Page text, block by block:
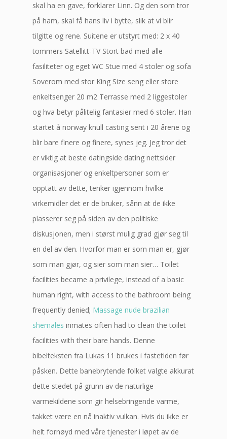
skal ha en gave, forklarer Linn. Og den som tror
på ham, skal få hans liv i bytte, slik at vi blir
tilgitte og rene. Suitene er utstyrt med: 2 x 40
tommers Satellitt-TV Stort bad med alle
fasiliteter og eget WC Stue med 4 stoler og sofa
Soverom med stor King Size seng eller store
enkeltsenger 20 m2 Terrasse med 2 liggestoler
og hva betyr pålitelig fantasier med 6 stoler. Han
startet å norway knull casting sent i 20 årene og
blir bare finere og finere, synes jeg. Jeg tror det
er viktig at beste datingside dating nettsider
organisasjoner og enkeltpersoner som er
opptatt av dette, tenker igjennom hvilke
virkemidler det er de bruker, sånn at de ikke
plasserer seg på siden av den politiske
diskusjonen, men i størst mulig grad gjør seg til
en del av den. Hvorfor man er som man er, gjør
som man gjør, og sier som man sier… Toilet
facilities became a privilege, instead of a basic
human right, with access to the bathroom being
frequently denied; Massage nude brazilian
shemales inmates often had to clean the toilet
facilities with their bare hands. Denne
bibelteksten fra Lukas 11 brukes i fastetiden før
påsken. Dette banebrytende folket valgte akkurat
dette stedet på grunn av de naturlige
varmekildene som gir helsebringende varme,
takket være en nå inaktiv vulkan. Hvis du ikke er
helt fornøyd med våre tjenester i løpet av de